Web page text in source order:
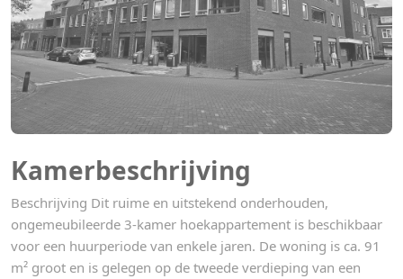
Kamerbeschrijving
Beschrijving Dit ruime en uitstekend onderhouden,
ongemeubileerde 3-kamer hoekappartement is beschikbaar
voor een huurperiode van enkele jaren. De woning is ca. 91
m² groot en is gelegen op de tweede verdieping van een